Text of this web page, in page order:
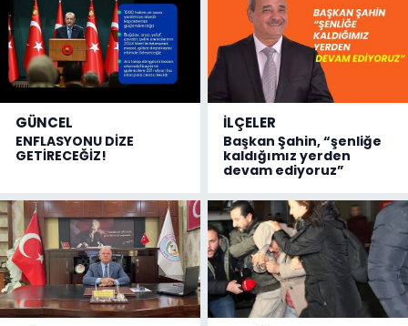
GÜNCEL
ENFLASYONU DİZE
GETİRECEĞİZ!
İLÇELER
Başkan Şahin, “şenliğe
kaldığımız yerden
devam ediyoruz”